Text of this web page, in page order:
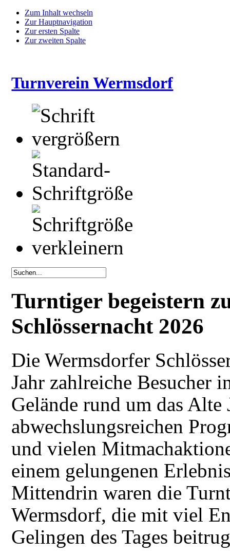
Zum Inhalt wechseln
Zur Hauptnavigation
Zur ersten Spalte
Zur zweiten Spalte
Turnverein Wermsdorf
Turntiger begeistern
Schlössernacht 2026
Die Wermsdorfer
Jahr zahlreiche Besucher
Gelände rund um das
abwechslungsreichen
und vielen
einem gelungenen
Mittendrin waren die
Wermsdorf, die mit viel
Gelingen des Tages